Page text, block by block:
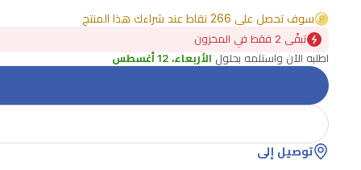
جهاز
سوني
بلايستيشن
بورتال.
صُمم
هذا
الجهاز
سوف تحصل على 266 نقاط عند شراءك هذا المنتج
تبقًى 2 فقط في المخزون
اطلبه الآن واستلمه بحلول الأربعاء، 12 أغسطس
توصيل إلى